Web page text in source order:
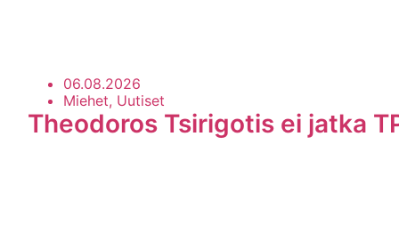
06.08.2026
Miehet, Uutiset
Theodoros Tsirigotis ei jatka